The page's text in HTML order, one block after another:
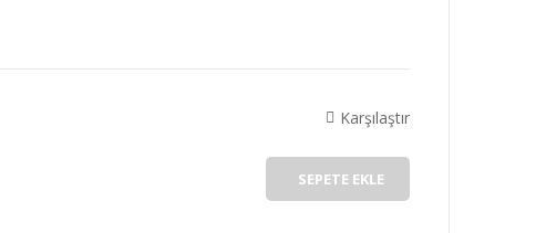
Karşılaştır
SEPETE EKLE